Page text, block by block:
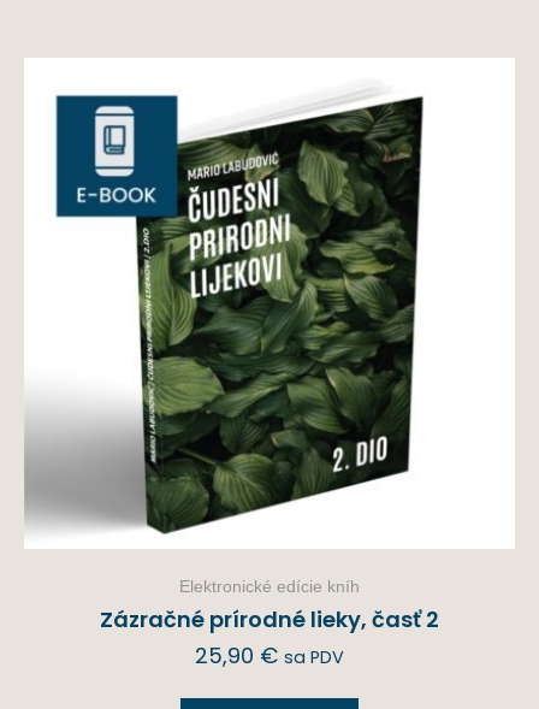
Elektronické edície kníh
Zázračné prírodné lieky, časť 2
25,90 € sa PDV